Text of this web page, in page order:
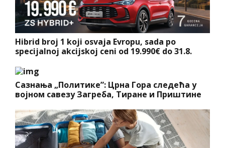
Hibrid broj 1 koji osvaja Evropu, sada po
specijalnoj akcijskoj ceni od 19.990€ do 31.8.
Сазнања „Политике”: Црна Гора следећа у
војном савезу Загреба, Тиране и Приштине